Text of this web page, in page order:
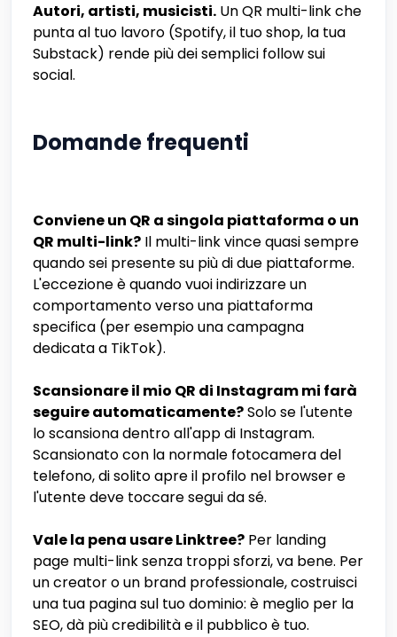
Autori, artisti, musicisti. Un QR multi-link che
punta al tuo lavoro (Spotify, il tuo shop, la tua
Substack) rende più dei semplici follow sui
social.
Domande frequenti
Conviene un QR a singola piattaforma o un
QR multi-link? Il multi-link vince quasi sempre
quando sei presente su più di due piattaforme.
L'eccezione è quando vuoi indirizzare un
comportamento verso una piattaforma
specifica (per esempio una campagna
dedicata a TikTok).
Scansionare il mio QR di Instagram mi farà
seguire automaticamente?Solo se l'utente
lo scansiona dentro all'app di Instagram.
Scansionato con la normale fotocamera del
telefono, di solito apre il profilo nel browser e
l'utente deve toccare segui da sé.
Vale la pena usare Linktree? Per landing
page multi-link senza troppi sforzi, va bene. Per
un creator o un brand professionale, costruisci
una tua pagina sul tuo dominio: è meglio per la
SEO, dà più credibilità e il pubblico è tuo.